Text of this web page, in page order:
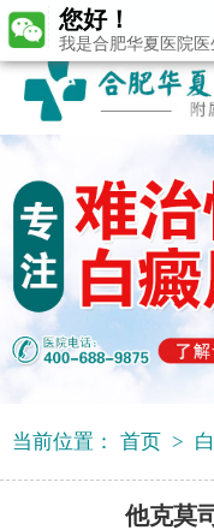
当前位置： 首页 >
他克莫
您好！
我是合肥华夏医院